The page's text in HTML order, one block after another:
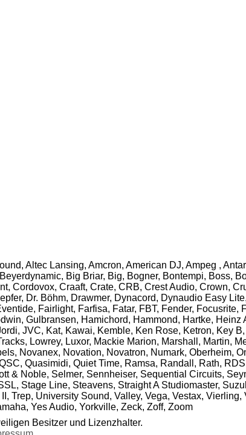
Altec Lansing, Amcron, American DJ, Ampeg ,
Big Briar, Big, Bogner, Bontempi, Boss,
Cordovox, Craaft, Crate, CRB, Crest Audio, Crown,
Dr. Böhm, Drawmer, Dynacord, Dynaudio Easy
Fairlight, Farfisa, Fatar, FBT, Fender,
Gulbransen, Hamichord, Hammond, Hartke,
JVC, Kat, Kawai, Kemble, Ken Rose, Ketron, Key
Lowrey, Luxor, Mackie Marion, Marshall, Martin,
Novanex, Novation, Novatron, Numark, Oberheim,
Quasimidi, Quiet Time, Ramsa, Randall, Rath,
& Noble, Selmer, Sennheiser, Sequential Circuits,
Stage Line, Steavens, Straight A Studiomaster,
Trep, University Sound, Valley, Vega, Vestax,
Yes Audio, Yorkville, Zeck, Zoff, Zoom
Besitzer und Lizenzhalter.